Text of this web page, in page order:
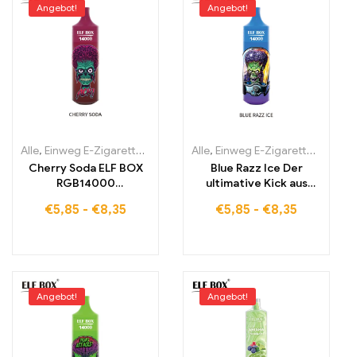
Angebot!
Alle, Einweg E-Zigaretten Einweg-E-Zigaretten Estland,Einweg-
Cherry Soda ELF BOX
RGB14000
Kirschgenuss mit
€5,85 - €8,35
Angebot!
Alle, Einweg E-Zigaretten
Blue Razz Ice Der
ultimative Kick aus
Himbeere mit eisiger
€5,85 - €8,35
Angebot! Angebot!